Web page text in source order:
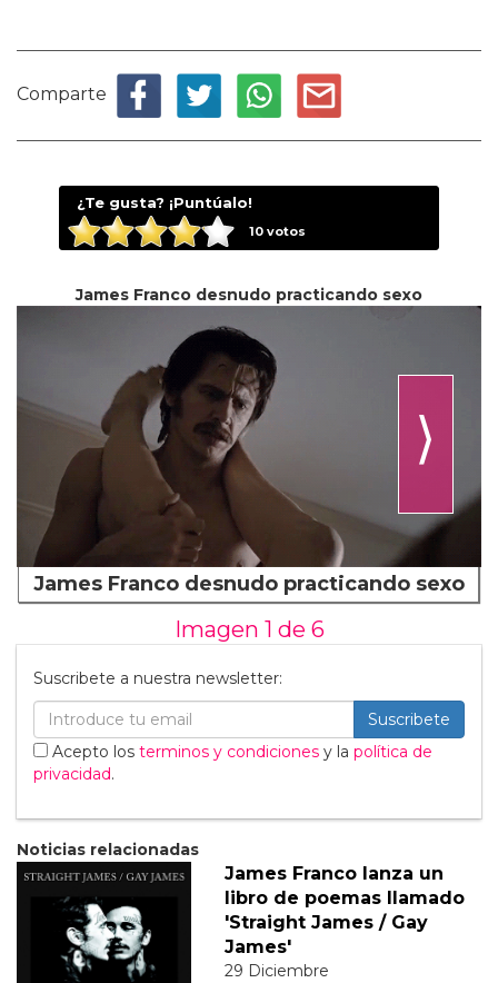
Comparte
¿Te gusta? ¡Puntúalo!
10votos
James Franco desnudo practicando sexo
⟩
James Franco desnudo practicando sexo
Imagen 1 de 6
Suscribete a nuestra newsletter:
Suscribete
Acepto los terminos y condiciones y la política de
privacidad.
Noticias relacionadas
James Franco lanza un
libro de poemas llamado
'Straight James / Gay
James'
29 Diciembre